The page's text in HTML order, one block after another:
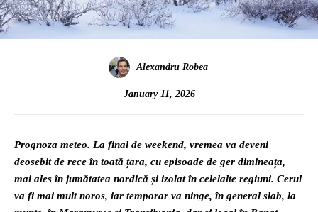
Alexandru Robea
January 11, 2026
Prognoza meteo. La final de weekend, vremea va deveni
deosebit de rece în toată țara, cu episoade de ger dimineața,
mai ales în jumătatea nordică și izolat în celelalte regiuni. Cerul
va fi mai mult noros, iar temporar va ninge, în general slab, la